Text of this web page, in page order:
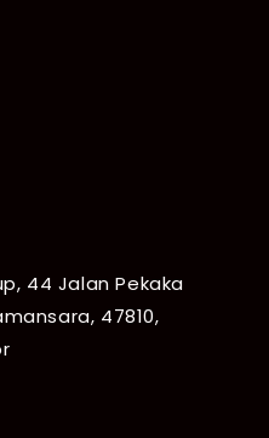
44 Jalan Pekaka
47810,